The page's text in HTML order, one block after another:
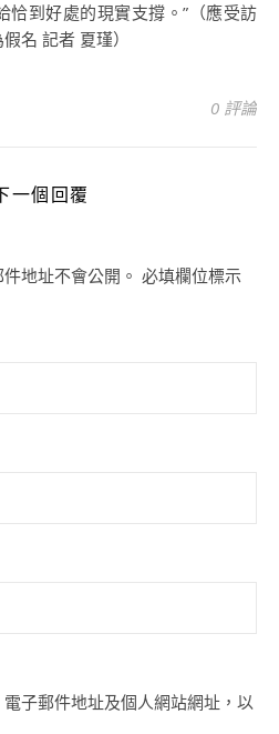
恰到好處的現實支撐。”（應受訪
名 記者 夏瑾）
0 評論
一個回覆
地址不會公開。 必填欄位標示
子郵件地址及個人網站網址，以